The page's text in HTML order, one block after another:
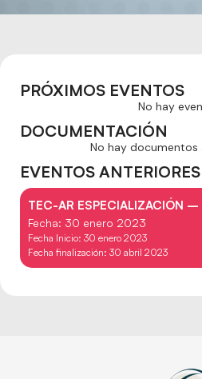
PRÓXIMOS EVENTOS
No hay
DOCUMENTACIÓN
No hay documentos
EVENTOS ANTERIORES
TEC-AR ESPECIALIZACIÓN –
Fecha: 30 enero 2023
Fecha Inicio: 30 enero 2023
Fecha finalización: 30 abril 2023